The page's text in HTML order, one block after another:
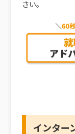
さい。
インター